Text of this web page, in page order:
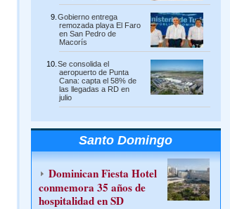
Gobierno entrega
remozada playa El Faro
en San Pedro de
Macorís
Se consolida el
aeropuerto de Punta
Cana: capta el 58% de
las llegadas a RD en
julio
Santo Domingo
Dominican Fiesta Hotel
conmemora 35 años de
hospitalidad en SD